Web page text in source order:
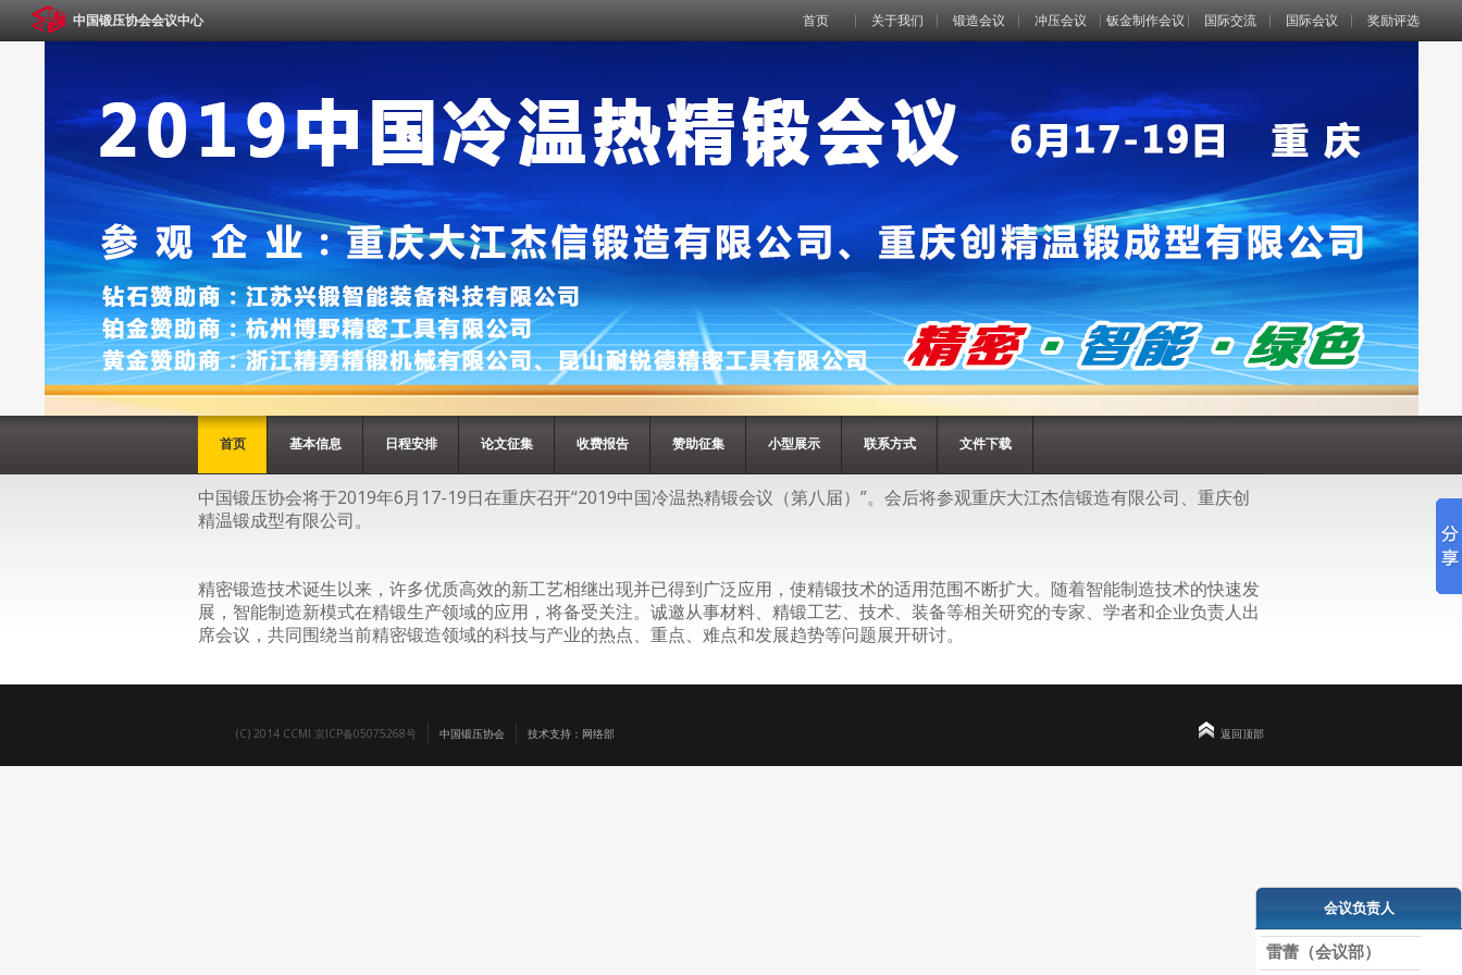
中国锻压协会会议中心 奖励评选
国际会议
国际交流
钣金制作会议
冲压会议
锻造会议
关于我们
首页
首页 基本信息 日程安排 论文征集 收费报告 赞助征集 小型展示 联系方式 文件下载
中国锻压协会将于2019年6月17-19日在重庆召开“2019中国冷温热精锻会议（第八届）”。会后将参观重庆大江杰信锻造有限公司、重庆创
精温锻成型有限公司。
精密锻造技术诞生以来，许多优质高效的新工艺相继出现并已得到广泛应用，使精锻技术的适用范围不断扩大。随着智能制造技术的快速发
展，智能制造新模式在精锻生产领域的应用，将备受关注。诚邀从事材料、精锻工艺、技术、装备等相关研究的专家、学者和企业负责人出
席会议，共同围绕当前精密锻造领域的科技与产业的热点、重点、难点和发展趋势等问题展开研讨。
(C) 2014 CCMI 京ICP备05075268号 中国锻压协会 技术支持：网络部 返回顶部
会议负责人
雷蕾（会议部）